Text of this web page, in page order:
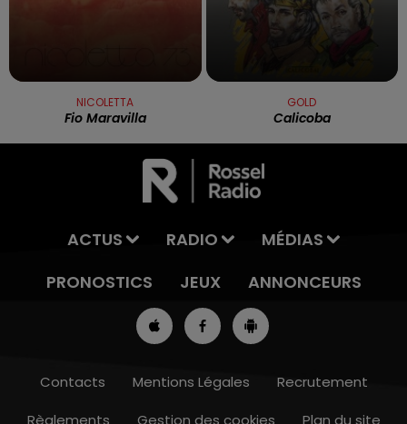
NICOLETTA
Fio Maravilla
GOLD
Calicoba
ACTUS RADIO
MÉDIAS
PRONOSTICS
JEUX ANNONCEURS
Contacts Mentions Légales
Recrutement
Règlements
Gestion des cookies Plan du site